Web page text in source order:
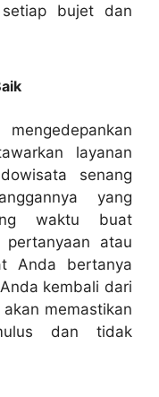
bujet dan
layanan
senang
yang
waktu buat
atau
Anda bertanya
kembali dari
memastikan
dan tidak